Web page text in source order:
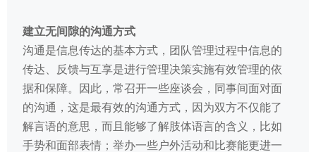
建立无间隙的沟通方式
沟通是信息传达的基本方式，团队管理过程中信息的
传达、反馈与互享是进行管理决策实施有效管理的依
据和保障。因此，常召开一些座谈会，同事间面对面
的沟通，这是最有效的沟通方式，因为双方不仅能了
解言语的意思，而且能够了解肢体语言的含义，比如
手势和面部表情；举办一些户外活动和比赛能更进一